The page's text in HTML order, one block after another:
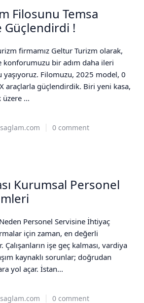
Filosunu Temsa
Güçlendirdi !
firmamız Geltur Turizm olarak,
konforumuzu bir adım daha ileri
yaşıyoruz. Filomuzu, 2025 model, 0
araçlarla güçlendirdik. Biri yeni kasa,
...
0 comment
Kurumsal Personel
Personel Servisine İhtiyaç
için zaman, en değerli
işe geç kalması, vardiya
kaynaklı sorunlar; doğrudan
yol açar. İstan...
0 comment